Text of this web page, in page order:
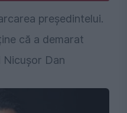
președintelui.
că a demarat
Nicușor Dan